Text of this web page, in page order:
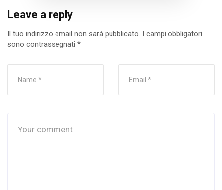
Leave a reply
Il tuo indirizzo email non sarà pubblicato. I campi obbligatori
sono contrassegnati *